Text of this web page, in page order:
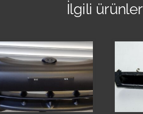
İlgili ürünler